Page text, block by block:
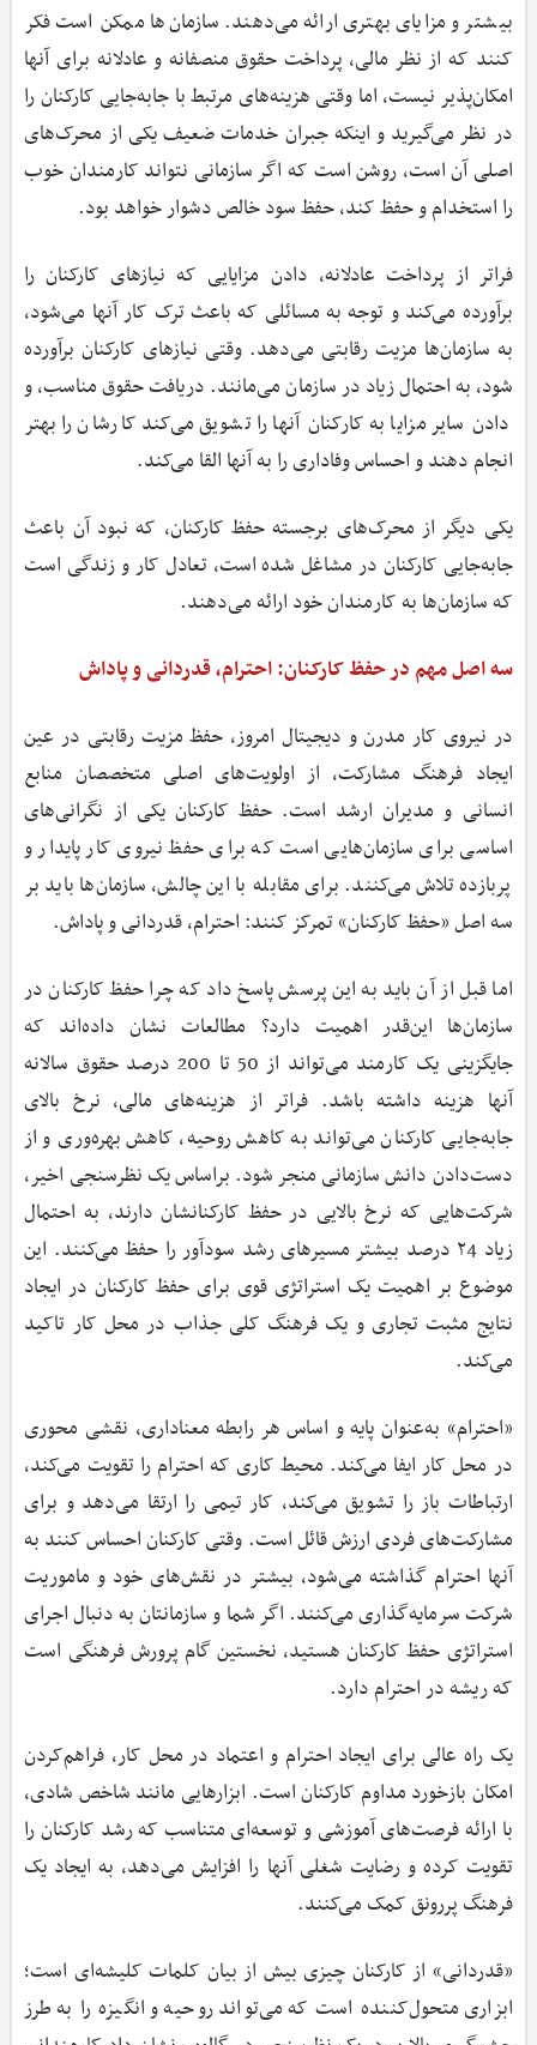
بیشتر و مزایای بهتری ارائه می‌دهند. سازمان‌ها ممکن است فکر
کنند که از نظر مالی، پرداخت حقوق منصفانه و عادلانه برای آنها
امکان‌پذیر نیست، اما وقتی هزینه‌های مرتبط با جابه‌جایی کارکنان را
در نظر می‌گیرید و اینکه جبران خدمات ضعیف یکی از محرک‌های
اصلی آن است، روشن است که اگر سازمانی نتواند کارمندان خوب
را استخدام و حفظ کند، حفظ سود خالص دشوار خواهد بود.
فراتر از پرداخت عادلانه، دادن مزایایی که نیازهای کارکنان را
برآورده می‌کند و توجه به مسائلی که باعث ترک کار آنها می‌شود،
به سازمان‌ها مزیت رقابتی می‌دهد. وقتی نیازهای کارکنان برآورده
شود، به احتمال زیاد در سازمان می‌مانند. دریافت حقوق مناسب، و
دادن سایر مزایا به کارکنان آنها را تشویق می‌کند کارشان را بهتر
انجام دهند و احساس وفاداری را به آنها القا می‌کند.
یکی دیگر از محرک‌های برجسته حفظ کارکنان، که نبود آن باعث
جابه‌جایی کارکنان در مشاغل شده است، تعادل کار و زندگی است
که سازمان‌ها به کارمندان خود ارائه می‌دهند.
سه اصل مهم در حفظ کارکنان: احترام، قدردانی و پاداش
در نیروی کار مدرن و دیجیتال امروز، حفظ مزیت رقابتی در عین
ایجاد فرهنگ مشارکت، از اولویت‌های اصلی متخصصان منابع
انسانی و مدیران ارشد است. حفظ کارکنان یکی از نگرانی‌های
اساسی برای سازمان‌هایی است که برای حفظ نیروی کار پایدار و
پربازده تلاش می‌کنند. برای مقابله با این چالش، سازمان‌ها باید بر
سه اصل «حفظ کارکنان» تمرکز کنند: احترام، قدردانی و پاداش.
اما قبل از آن باید به این پرسش پاسخ داد که چرا حفظ کارکنان در
سازمان‌ها این‌قدر اهمیت دارد؟ مطالعات نشان داده‌اند که
جایگزینی یک کارمند می‌تواند از 50 تا 200 درصد حقوق سالانه
آنها هزینه داشته باشد. فراتر از هزینه‌های مالی، نرخ بالای
جابه‌جایی کارکنان می‌تواند به کاهش روحیه، کاهش بهره‌وری و از
دست‌دادن دانش سازمانی منجر شود. براساس یک نظرسنجی اخیر،
شرکت‌هایی که نرخ بالایی در حفظ کارکنانشان دارند، به احتمال
زیاد ۲4 درصد بیشتر مسیرهای رشد سودآور را حفظ ‌می‌کنند. این
موضوع بر اهمیت یک استراتژی قوی برای حفظ کارکنان در ایجاد
نتایج مثبت تجاری و یک فرهنگ کلی جذاب در محل کار تاکید
می‌کند.
«احترام» به‌عنوان پایه و اساس هر رابطه معناداری، نقشی محوری
در محل کار ایفا می‌کند. محیط کاری که احترام را تقویت می‌کند،
ارتباطات باز را تشویق می‌کند، کار تیمی را ارتقا می‌دهد و برای
مشارکت‌های فردی ارزش قائل است. وقتی کارکنان احساس کنند به
آنها احترام گذاشته می‌شود، بیشتر در نقش‌های خود و ماموریت
شرکت سرمایه‌گذاری می‌کنند. اگر شما و سازمانتان به دنبال اجرای
استراتژی حفظ کارکنان هستید، نخستین گام پرورش فرهنگی است
که ریشه در احترام دارد.
یک راه عالی برای ایجاد احترام و اعتماد در محل کار، فراهم‌کردن
امکان بازخورد مداوم کارکنان است. ابزارهایی مانند شاخص شادی،
با ارائه فرصت‌های آموزشی و توسعه‌ای متناسب که رشد کارکنان را
تقویت کرده و رضایت شغلی آنها را افزایش می‌دهد، به ایجاد یک
فرهنگ پررونق کمک می‌کنند.
«قدردانی» از کارکنان چیزی بیش از بیان کلمات کلیشه‌ای است؛
ابزاری متحول‌کننده است که می‌تواند روحیه و انگیزه را به طرز